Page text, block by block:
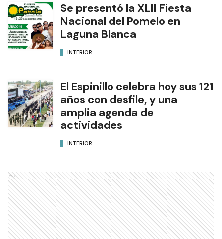
Se presentó la XLII Fiesta
Nacional del Pomelo en
Laguna Blanca
INTERIOR
El Espinillo celebra hoy sus 121
años con desfile, y una
amplia agenda de
actividades
INTERIOR
Ads